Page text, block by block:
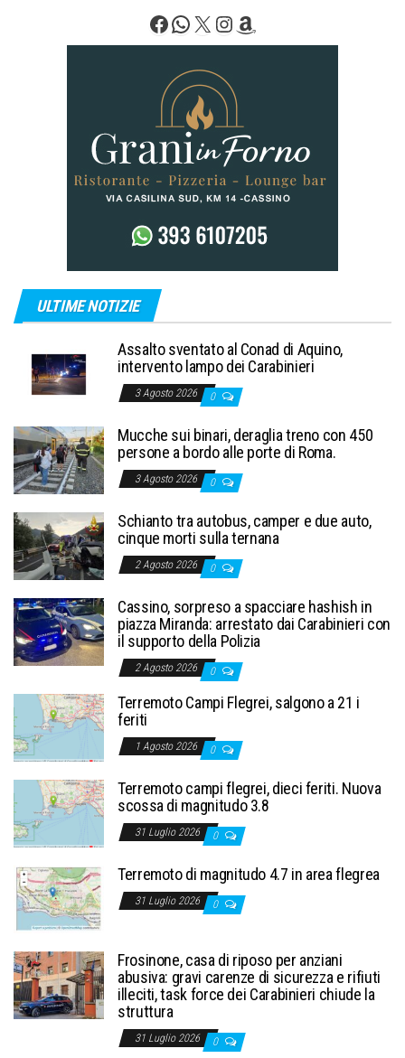
Facebook
WhatsApp
X Instagram
Amazon
ULTIME NOTIZIE
Assalto sventato al Conad di Aquino,
intervento lampo dei Carabinieri
3 Agosto 2026 0
Mucche sui binari, deraglia treno con 450
persone a bordo alle porte di Roma.
3 Agosto 2026 0
Schianto tra autobus, camper e due auto,
cinque morti sulla ternana
2 Agosto 2026 0
Cassino, sorpreso a spacciare hashish in
piazza Miranda: arrestato dai Carabinieri con
il supporto della Polizia
2 Agosto 2026 0
Terremoto Campi Flegrei, salgono a 21 i
feriti
1 Agosto 2026 0
Terremoto campi flegrei, dieci feriti. Nuova
scossa di magnitudo 3.8
31 Luglio 2026 0
Terremoto di magnitudo 4.7 in area flegrea
31 Luglio 2026 0
Frosinone, casa di riposo per anziani
abusiva: gravi carenze di sicurezza e rifiuti
illeciti, task force dei Carabinieri chiude la
struttura
31 Luglio 2026 0